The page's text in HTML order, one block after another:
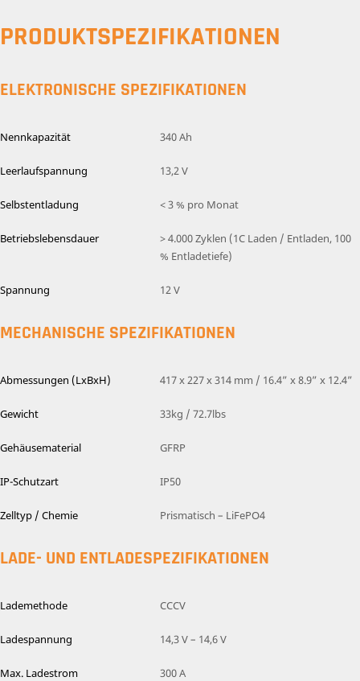
PRODUKTSPEZIFIKATIONEN
ELEKTRONISCHE SPEZIFIKATIONEN
Nennkapazität 340 Ah
Leerlaufspannung 13,2 V
Selbstentladung < 3 % pro Monat
Betriebslebensdauer
> 4.000 Zyklen (1C Laden / Entladen, 100
% Entladetiefe)
Spannung 12 V
MECHANISCHE SPEZIFIKATIONEN
Abmessungen (LxBxH) 417 x 227 x 314 mm / 16.4” x 8.9” x 12.4”
Gewicht 33kg / 72.7lbs
Gehäusematerial GFRP
IP-Schutzart IP50
Zelltyp / Chemie Prismatisch – LiFePO4
LADE- UND ENTLADESPEZIFIKATIONEN
Lademethode CCCV
Ladespannung 14,3 V – 14,6 V
Max. Ladestrom 300 A